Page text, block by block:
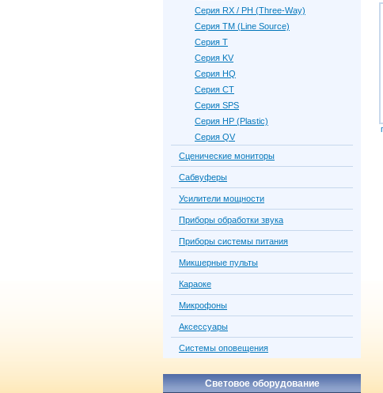
Серия RX / PH (Three-Way)
Серия TM (Line Source)
Серия Т
Серия KV
Серия HQ
Серия CT
Серия SPS
Серия HP (Plastic)
Серия QV
Сценические мониторы
Сабвуферы
Усилители мощности
Приборы обработки звука
Приборы системы питания
Микшерные пульты
Караоке
Микрофоны
Аксессуары
Системы оповещения
Световое оборудование